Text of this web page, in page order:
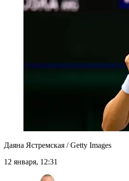
Даяна Ястремская / Getty Images
12 января, 12:31